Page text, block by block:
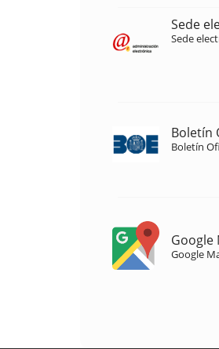
Sede
Sede
Boletín
Boletín
Google
Google